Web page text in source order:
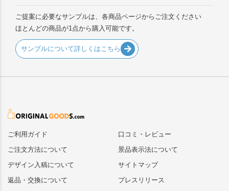
ご提案に必要なサンプルは、各商品ページからご注文ください
ほとんどの商品が1点から購入可能です。
サンプルについて詳しくはこちら
ご利用ガイド
ご注文方法について
デザイン入稿について
返品・交換について
口コミ・レビュー
景品表示法について
サイトマップ
プレスリリース